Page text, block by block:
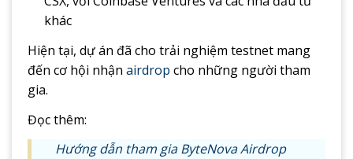
khác
Hiện tại, dự án đã cho trải nghiệm testnet mang
đến cơ hội nhận airdrop cho những người tham
gia.
Đọc thêm:
Hướng dẫn tham gia ByteNova Airdrop